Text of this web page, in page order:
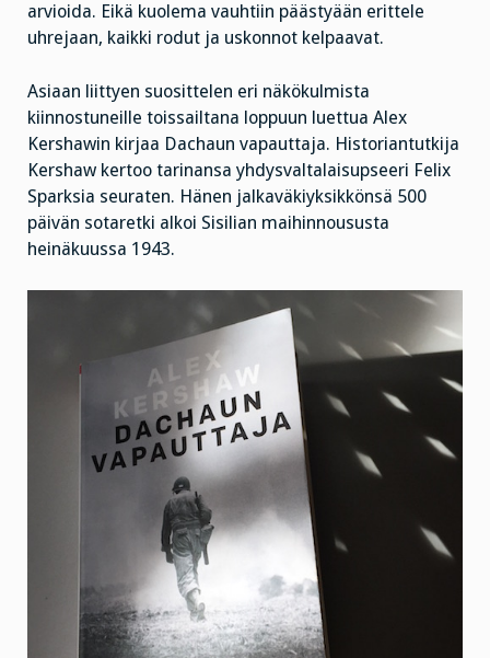
arvioida. Eikä kuolema vauhtiin päästyään erittele
uhrejaan, kaikki rodut ja uskonnot kelpaavat.
Asiaan liittyen suosittelen eri näkökulmista
kiinnostuneille toissailtana loppuun luettua Alex
Kershawin kirjaa Dachaun vapauttaja. Historiantutkija
Kershaw kertoo tarinansa yhdysvaltalaisupseeri Felix
Sparksia seuraten. Hänen jalkaväkiyksikkönsä 500
päivän sotaretki alkoi Sisilian maihinnoususta
heinäkuussa 1943.